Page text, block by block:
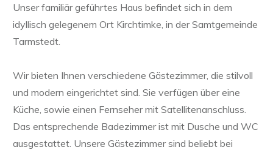
Unser familiär geführtes Haus befindet sich in dem
idyllisch gelegenem Ort Kirchtimke, in der Samtgemeinde
Tarmstedt.
Wir bieten Ihnen verschiedene Gästezimmer, die stilvoll
und modern eingerichtet sind. Sie verfügen über eine
Küche, sowie einen Fernseher mit Satellitenanschluss.
Das entsprechende Badezimmer ist mit Dusche und WC
ausgestattet. Unsere Gästezimmer sind beliebt bei